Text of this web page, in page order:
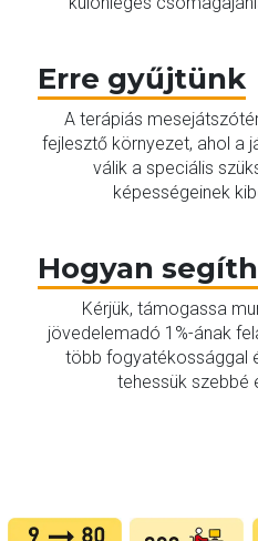
Erre gyűjtünk
A terápiás
fejlesztő környezet, ahol a
válik a speciális
képességeinek
Hogyan
Kérjük, támogassa
jövedelemadó 1%-ának
több fogyatékossággal
tehessük szebbé